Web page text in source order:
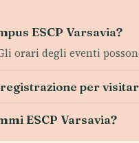
ESCP Varsavia?
orari degli eventi
per
ESCP Varsavia?